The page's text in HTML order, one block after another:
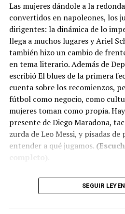
Las mujeres dándole a la
convertidos en napoleones, los
dirigentes: la dinámica de lo
llega a muchos lugares y Ariel
también hizo un cambio de
en tema literario. Además de
escribió El blues de la primera
cuenta sobre los recomienzos,
fútbol como negocio, como
mujeres toman como propia.
presente de Diego Maradona,
zurda de Leo Messi, y pisadas
entender a qué jugamos.
Descargar los archivos de audio:
Descargar el programa
SEGUIR